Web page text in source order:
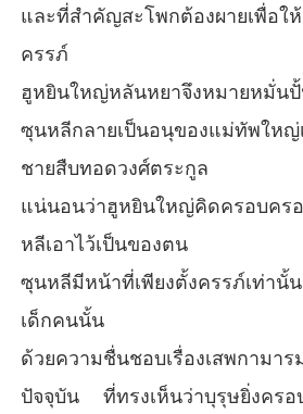
และที่สำคัญสะโพกต้องผายเพื่อใ
ครรภ์
ฮูหยินใหญ่หลันหยาจึงหมายหมั่น
ซุนหลีกลายเป็นอนุของแม่ทัพใหญ่
ชายสืบทอดวงศ์ตระกูล
แน่นอนว่าฮูหยินใหญ่คิดครอบคร
หลีเอาไว้เป็นของตน
ซุนหลีมีหน้าที่เพียงตั้งครรภ์เท่านั้
เด็กคนนั้น
ด้วยความชื่นชอบเรื่องเสพกามา
ปัจจุบัน ที่ทรงเห็นว่าบุรุษยิ่งครอ